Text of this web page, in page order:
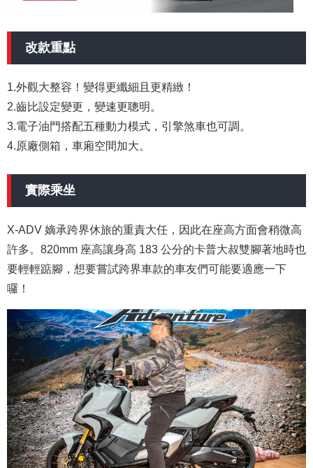
改款重點
1.外觀大整容！變得更纖細且更精緻！
2.齒比設定變更，變速更聰明。
3.電子油門搭配五種動力模式，引擎煞車也可調。
4.原廠側箱，車廂空間加大。
實際乘坐
X-ADV 嫡承跨界休旅的重責大任，因此在座高方面會稍微高
許多。820mm 座高讓身高 183 公分的卡普大叔雙腳著地時也
要輕輕踮腳，想要嘗試跨界車款的車友們可能要適應一下
囉！